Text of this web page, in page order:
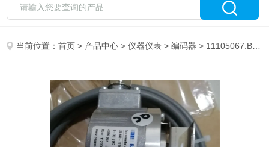
当前位置：首页 > 产品中心 >仪器仪表 >编码器 > 11105067.BAUM*堡盟BAUMER编码器